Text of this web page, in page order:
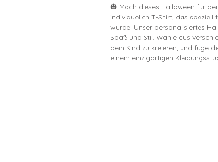
🎃 Mach dieses Halloween für
individuellen T-Shirt, das
wurde! Unser personalisiertes
Spaß und Stil. Wähle aus
dein Kind zu kreieren, und füge
einem einzigartigen